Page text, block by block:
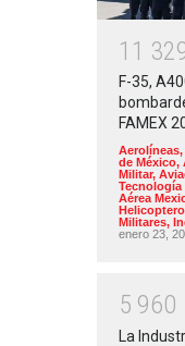
1 1 32
F-35,
FAMEX
Aerolíneas,
de México,
Militar,
Tecnología
Aérea
Militares,
enero 23,
5 960
La